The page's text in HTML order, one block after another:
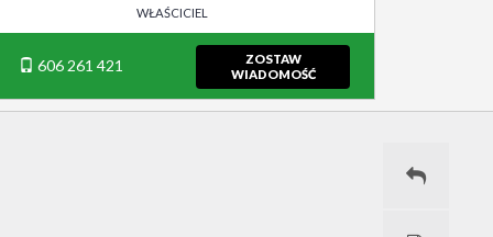
WŁAŚCICIEL
606 261 421
ZOSTAW
WIADOMOŚĆ